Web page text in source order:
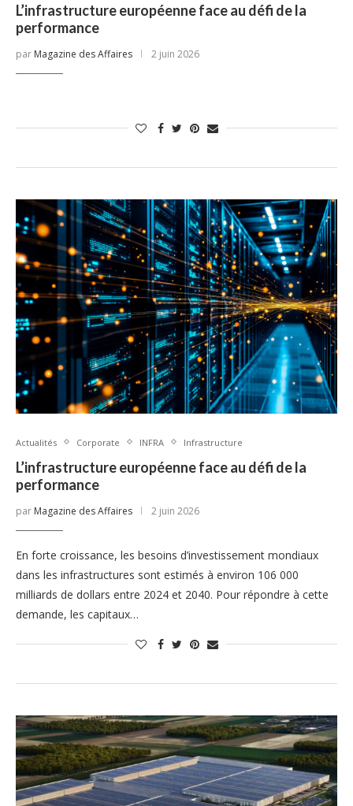
L’infrastructure européenne face au défi de la
performance
par Magazine des Affaires 2 juin 2026
Actualités Corporate INFRA Infrastructure
L’infrastructure européenne face au défi de la
performance
par Magazine des Affaires 2 juin 2026
En forte croissance, les besoins d’investissement mondiaux
dans les infrastructures sont estimés à environ 106 000
milliards de dollars entre 2024 et 2040. Pour répondre à cette
demande, les capitaux…